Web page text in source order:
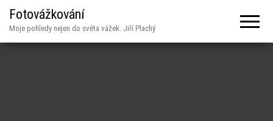
Fotovážkování
Moje pohledy nejen do světa vážek. Jiří Plachý